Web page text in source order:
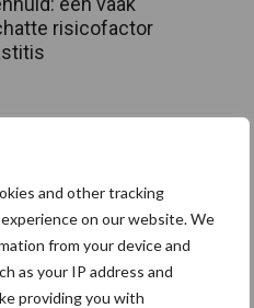
and other tracking
on our website. We
from your device and
as your IP address and
providing you with
risicofactor
ziet volume en
groeien in
Nederlandse